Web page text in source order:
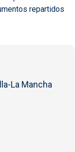
repartidos
La Mancha